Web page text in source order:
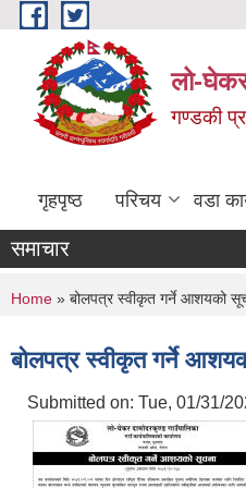
Skip to main content
लो-घेकर
गण्डकी
गृहपृष्ठ परिचय वडा
समाचार
You are here
Home » बोलपत्र स्वीकृत गर्ने आशयको
बोलपत्र स्वीकृत गर्ने
Submitted on: Tue, 01/31/